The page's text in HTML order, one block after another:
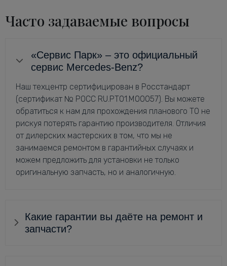
Часто задаваемые вопросы
«Сервис Парк» – это официальный
сервис Mercedes-Benz?
Наш техцентр сертифицирован в Росстандарт
(сертификат № РОСС RU.РТ01.М00057). Вы можете
обратиться к нам для прохождения планового ТО не
рискуя потерять гарантию производителя. Отличия
от дилерских мастерских в том, что мы не
занимаемся ремонтом в гарантийных случаях и
можем предложить для установки не только
оригинальную запчасть, но и аналогичную.
Какие гарантии вы даёте на ремонт и
запчасти?